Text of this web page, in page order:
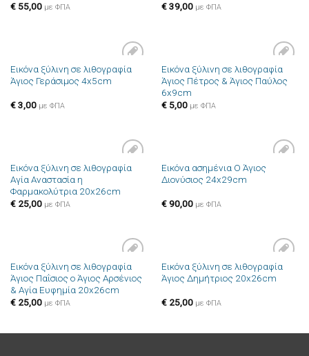
€55,00 με ΦΠΑ
€39,00 με ΦΠΑ
Πρόσθήκη
στην λίστα
Εικόνα ξύλινη σε λιθογραφία
Άγιος Γεράσιμος 4x5cm
€3,00 με ΦΠΑ
Πρόσθήκη
στην λίστα
Εικόνα ξύλινη σε λιθογραφία
Άγιος Πέτρος & Άγιος Παύλος
6x9cm
€5,00 με ΦΠΑ
Πρόσθήκη
επιθυμιών
Εικόνα ξύλινη σε λιθογραφία
Αγία Αναστασία η
Φαρμακολύτρια 20x26cm
€25,00 με ΦΠΑ
Πρόσθήκη
Εικόνα ασημένια Ο Άγιος
Διονύσιος 24x29cm
€90,00 με ΦΠΑ
Πρόσθήκη
στην λίστα
επιθυμιών
Εικόνα ξύλινη σε λιθογραφία
Άγιος Παΐσιος ο Άγιος Αρσένιος
& Αγία Ευφημία 20x26cm
€25,00 με ΦΠΑ
Πρόσθήκη
στην λίστα
Εικόνα ξύλινη σε λιθογραφία
Άγιος Δημήτριος 20x26cm
€25,00 με ΦΠΑ